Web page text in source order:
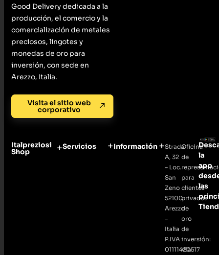
Good Delivery dedicada a la
producción, el comercio y la
comercialización de metales
preciosos, lingotes y
monedas de oro para
inversión, con sede en
Arezzo, Italia.
Visita el sitio web
corporativo
Italpreziosi
Shop
Servicios Información
Strada
A, 32
– Loc.
San
Zeno
52100
Arezzo
–
Italia
P.IVA
01111420517
Oficina
de
para
clientes
privados
de
oro
de
inversión:
Via
la
app
las